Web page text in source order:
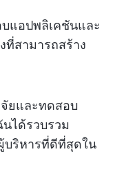
แอปพลิเคชันและ
สามารถสร้าง
ยและทดสอบ
ได้รวบรวม
บริหารที่ดีที่สุดใน